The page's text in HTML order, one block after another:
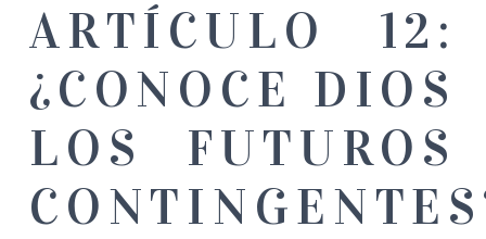
ARTÍCULO 12:
¿CONOCE DIOS
LOS FUTUROS